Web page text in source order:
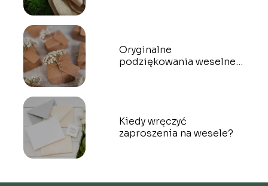
Oryginalne
podziękowania weselne –
Kiedy wręczyć
zaproszenia na wesele?